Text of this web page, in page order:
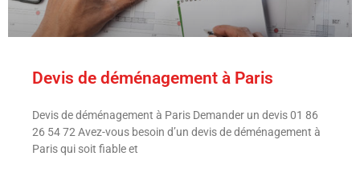
Devis de déménagement à Paris
Devis de déménagement à Paris Demander un devis 01 86
26 54 72 Avez-vous besoin d’un devis de déménagement à
Paris qui soit fiable et